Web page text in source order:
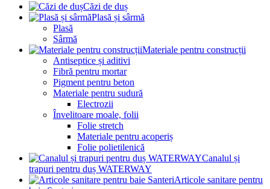
Căzi de duș
Plasă și sârmă
Plasă
Sârmă
Materiale pentru construcții
Antiseptice și aditivi
Fibră pentru mortar
Pigment pentru beton
Materiale pentru sudură
Electrozii
Învelitoare moale, folii
Folie stretch
Materiale pentru acoperiș
Folie polietilenică
Canalul și
trapuri pentru duș WATERWAY
Articole sanitare pentru